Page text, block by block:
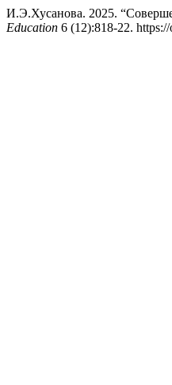
И.Э.Хусанова. 2025.
Education 6 (12):818-22.